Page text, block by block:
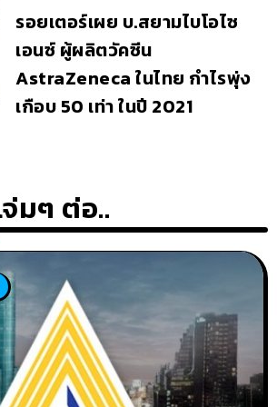
รอยเตอร์เผย บ.สยามไบโอไซ
เอนซ์ ผู้ผลิตวัคซีน
AstraZeneca ในไทย กำไรพุ่ง
เกือบ 50 เท่า ในปี 2021
มๆ ต่อ..